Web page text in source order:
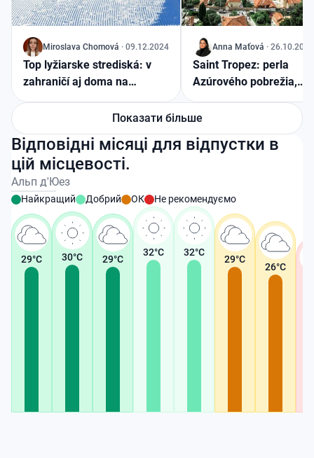
J Miroslava Chomová · 09.12.2024
Top lyžiarske strediská: v
zahraničí aj doma na
Slovensku
J Anna Maťová · 26.10.2024
Saint Tropez: perla
Azúrového pobrežia,
ktorú musíte navštíviť
Показати більше
Відповідні місяці для відпустки в
цій місцевості.
Альп д'Юез
Найкращий Добрий ОК Не рекомендуємо
29°C 30°C 29°C
32°C 32°C
29°C
26°C